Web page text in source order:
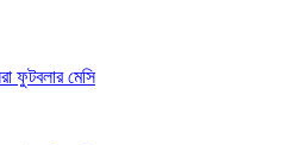
ফুটবলার মেসি